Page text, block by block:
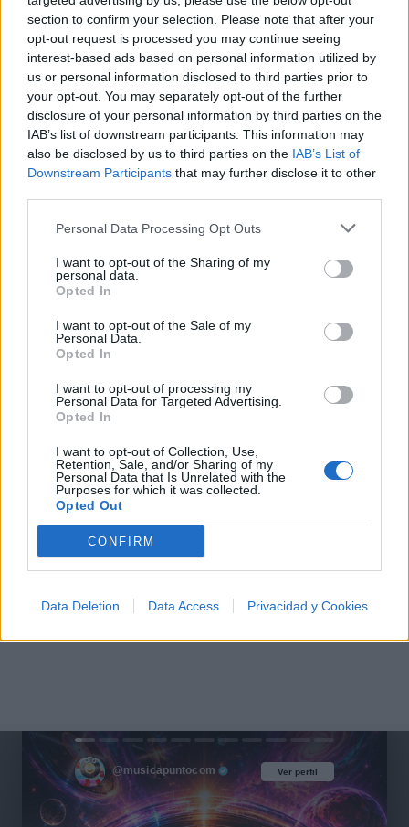
section to confirm your selection. Please note that after your
opt-out request is processed you may continue seeing
interest-based ads based on personal information utilized by
us or personal information disclosed to third parties prior to
your opt-out. You may separately opt-out of the further
disclosure of your personal information by third parties on the
IAB’s list of downstream participants. This information may
also be disclosed by us to third parties on the IAB’s List of
Downstream Participants that may further disclose it to other
Personal Data Processing Opt Outs
I want to opt-out of the Sharing of my
personal data.
Opted In
I want to opt-out of the Sale of my
Personal Data.
Opted In
I want to opt-out of processing my
Personal Data for Targeted Advertising.
Opted In
I want to opt-out of Collection, Use,
Retention, Sale, and/or Sharing of my
Personal Data that Is Unrelated with the
Purposes for which it was collected.
Opted Out
CONFIRM
Data Deletion Data Access Privacidad y Cookies
Ver todas sus letras por orden alfabético
+ Sordromo
Biografía Ranking Fotos Foro
Añadir Letra
Ranking de Sordromo
apoyados y visitados de esta semana.
¿Apoyar a Sordromo?
2 0
Ranking de Sordromo TOP Música
Ver perfil
@musicapuntocom Ver perfil